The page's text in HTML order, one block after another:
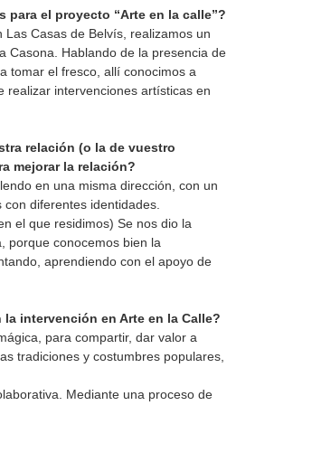
para el proyecto “Arte en la calle”?
Casas de Belvís, realizamos un
Casona. Hablando de la presencia de
tomar el fresco, allí conocimos a
realizar intervenciones artísticas en
relación (o la de vuestro
mejorar la relación?
en una misma dirección, con un
diferentes identidades.
el que residimos) Se nos dio la
porque conocemos bien la
aprendiendo con el apoyo de
intervención en Arte en la Calle?
para compartir, dar valor a
tradiciones y costumbres populares,
Mediante una proceso de